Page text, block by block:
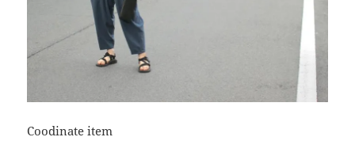
Coodinate item